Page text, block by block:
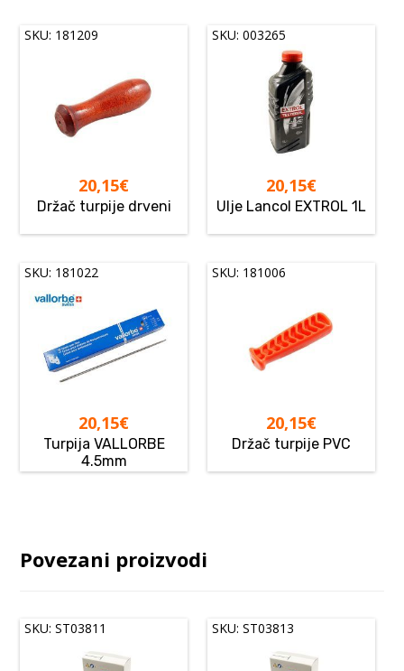
SKU: 181209
20,15€
Držač turpije drveni
SKU: 003265
20,15€
Ulje Lancol EXTROL 1L
SKU: 181022
20,15€
Turpija VALLORBE
4.5mm
SKU: 181006
20,15€
Držač turpije PVC
Povezani proizvodi
SKU: ST03811 SKU: ST03813